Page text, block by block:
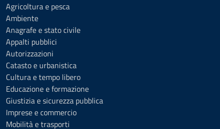
Agricoltura e pesca
Ambiente
Anagrafe e stato civile
Appalti pubblici
Autorizzazioni
Catasto e urbanistica
Cultura e tempo libero
Educazione e formazione
Giustizia e sicurezza pubblica
Imprese e commercio
Mobilità e trasporti